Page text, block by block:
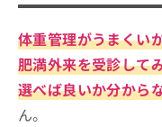
体重管理がうまくい
肥満外来を受診して
選べば良いか分から
ん。